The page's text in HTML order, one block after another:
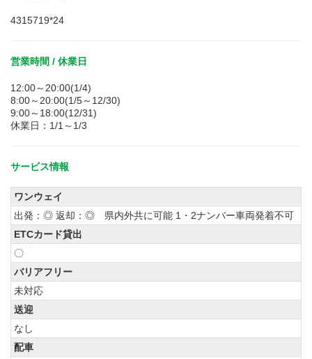
4315719*24
営業時間 / 休業日
12:00～20:00(1/4)
8:00～20:00(1/5～12/30)
9:00～18:00(12/31)
休業日：1/1～1/3
サービス情報
ワンウェイ
出発：◎ 返却：◎ 県内外共に可能 1・2ナンバー車両発着不可
ETCカード貸出
〇
バリアフリー
未対応
送迎
なし
配車